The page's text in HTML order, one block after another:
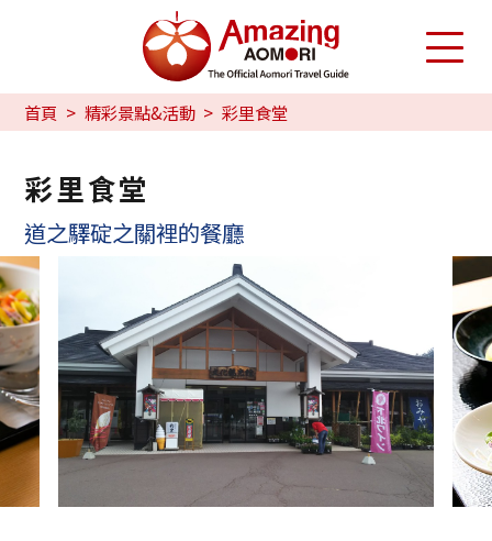
首頁 精彩景點&活動 彩里食堂
彩里食堂
道之驛碇之關裡的餐廳